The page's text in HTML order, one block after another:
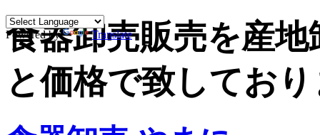
Powered by Translate
食器卸売販売を産
と価格で致してお